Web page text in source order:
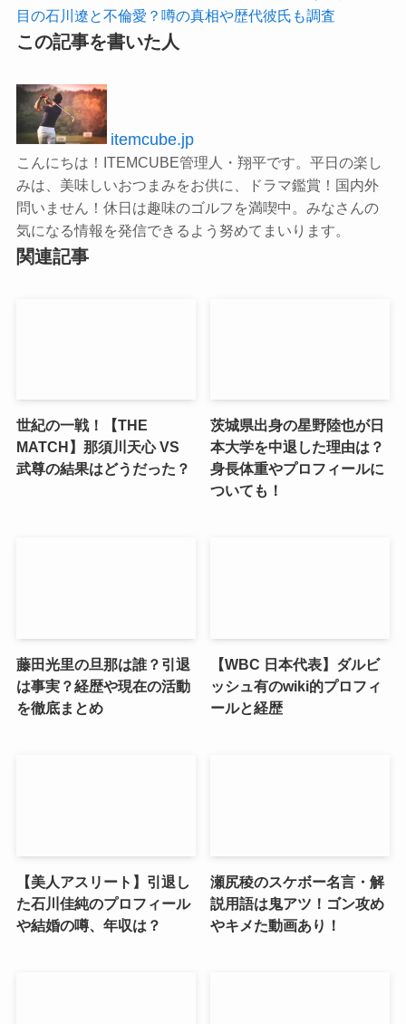
目の石川遼と不倫愛？噂の真相や歴代彼氏も調査
この記事を書いた人
itemcube.jp
こんにちは！ITEMCUBE管理人・翔平です。平日の楽し
みは、美味しいおつまみをお供に、ドラマ鑑賞！国内外
問いません！休日は趣味のゴルフを満喫中。みなさんの
気になる情報を発信できるよう努めてまいります。
関連記事
世紀の一戦！【THE
MATCH】那須川天心 VS
武尊の結果はどうだった？
茨城県出身の星野陸也が日
本大学を中退した理由は？
身長体重やプロフィールに
ついても！
藤田光里の旦那は誰？引退
は事実？経歴や現在の活動
を徹底まとめ
【WBC 日本代表】ダルビ
ッシュ有のwiki的プロフィ
ールと経歴
【美人アスリート】引退し
た石川佳純のプロフィール
や結婚の噂、年収は？
瀬尻稜のスケボー名言・解
説用語は鬼アツ！ゴン攻め
やキメた動画あり！